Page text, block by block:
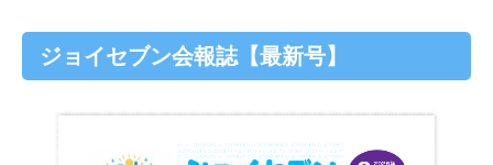
ジョイセブン会報誌【最新号】